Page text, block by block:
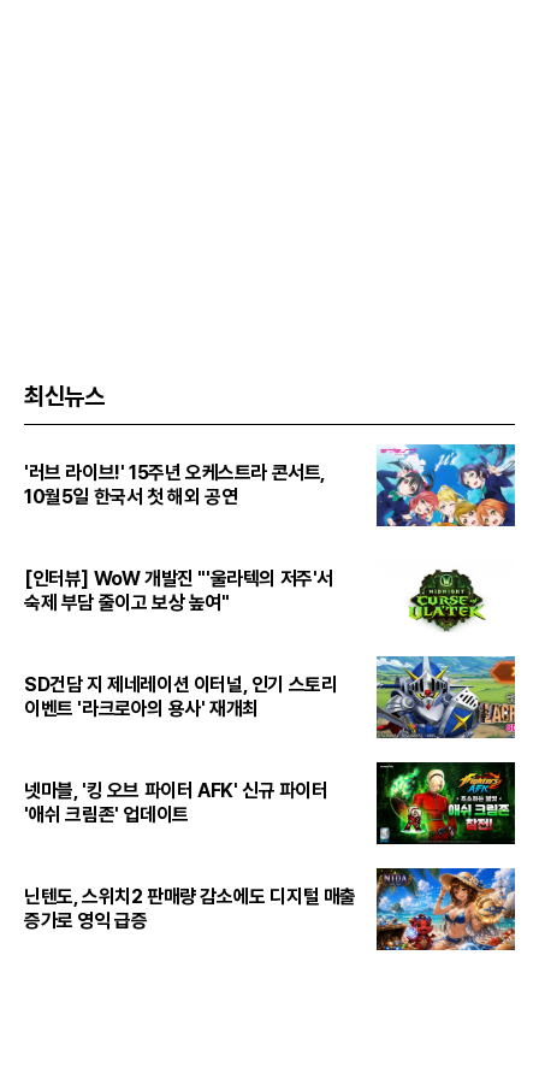
최신뉴스
'러브 라이브!' 15주년 오케스트라 콘서트,
10월5일 한국서 첫 해외 공연
[인터뷰] WoW 개발진 "'울라텍의 저주'서
숙제 부담 줄이고 보상 높여"
SD건담 지 제네레이션 이터널, 인기 스토리
이벤트 '라크로아의 용사' 재개최
넷마블, '킹 오브 파이터 AFK' 신규 파이터
'애쉬 크림존' 업데이트
닌텐도, 스위치2 판매량 감소에도 디지털 매출
증가로 영익 급증